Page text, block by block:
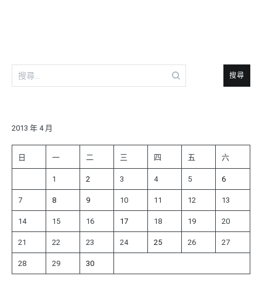
搜
尋
字:
2013 年 4 月
日 一 二 三 四 五 六
1 2 3 4 5 6
7 8 9 10 11 12 13
14 15 16 17 18 19 20
21 22 23 24 25 26 27
28 29 30